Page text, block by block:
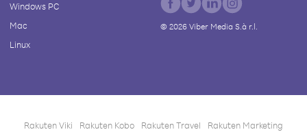
Windows PC
Mac
Linux
© 2026Viber Media S.à r.l.
Rakuten Viki Rakuten Kobo Rakuten Travel Rakuten Marketing